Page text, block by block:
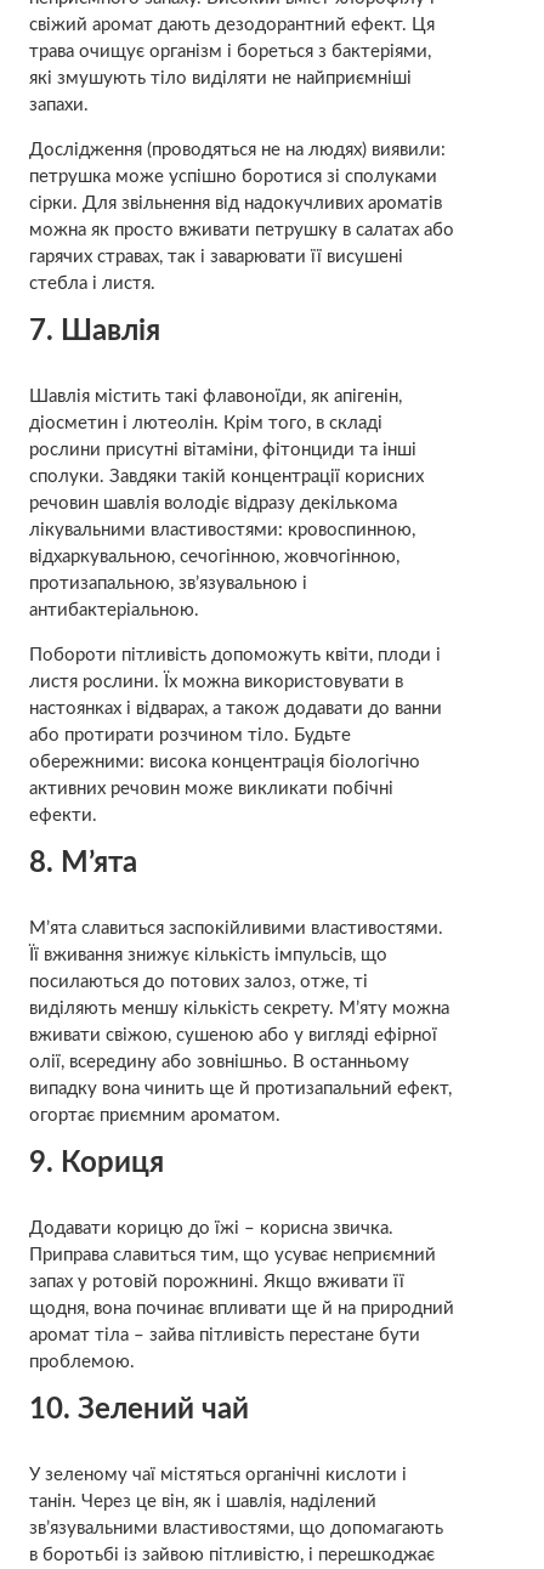
свіжий аромат дають дезодорантний ефект. Ця
трава очищує організм і бореться з бактеріями,
які змушують тіло виділяти не найприємніші
запахи.
Дослідження (проводяться не на людях) виявили:
петрушка може успішно боротися зі сполуками
сірки. Для звільнення від надокучливих ароматів
можна як просто вживати петрушку в салатах або
гарячих стравах, так і заварювати її висушені
стебла і листя.
7. Шавлія
Шавлія містить такі флавоноїди, як апігенін,
діосметин і лютеолін. Крім того, в складі
рослини присутні вітаміни, фітонциди та інші
сполуки. Завдяки такій концентрації корисних
речовин шавлія володіє відразу декількома
лікувальними властивостями: кровоспинною,
відхаркувальною, сечогінною, жовчогінною,
протизапальною, зв’язувальною і
антибактеріальною.
Побороти пітливість допоможуть квіти, плоди і
листя рослини. Їх можна використовувати в
настоянках і відварах, а також додавати до ванни
або протирати розчином тіло. Будьте
обережними: висока концентрація біологічно
активних речовин може викликати побічні
ефекти.
8. М’ята
М’ята славиться заспокійливими властивостями.
Її вживання знижує кількість імпульсів, що
посилаються до потових залоз, отже, ті
виділяють меншу кількість секрету. М’яту можна
вживати свіжою, сушеною або у вигляді ефірної
олії, всередину або зовнішньо. В останньому
випадку вона чинить ще й протизапальний ефект,
огортає приємним ароматом.
9. Кориця
Додавати корицю до їжі – корисна звичка.
Приправа славиться тим, що усуває неприємний
запах у ротовій порожнині. Якщо вживати її
щодня, вона починає впливати ще й на природний
аромат тіла – зайва пітливість перестане бути
проблемою.
10. Зелений чай
У зеленому чаї містяться органічні кислоти і
танін. Через це він, як і шавлія, наділений
зв’язувальними властивостями, що допомагають
в боротьбі із зайвою пітливістю, і перешкоджає